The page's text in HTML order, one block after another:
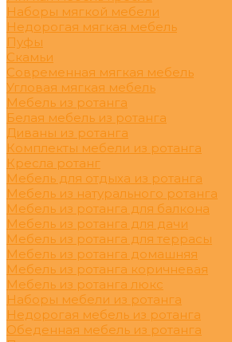
Наборы мягкой мебели
Недорогая мягкая мебель
Пуфы
Скамьи
Современная мягкая мебель
Угловая мягкая мебель
Мебель из ротанга
Белая мебель из ротанга
Диваны из ротанга
Комплекты мебели из ротанга
Кресла ротанг
Мебель для отдыха из ротанга
Мебель из натурального ротанга
Мебель из ротанга для балкона
Мебель из ротанга для дачи
Мебель из ротанга для террасы
Мебель из ротанга домашняя
Мебель из ротанга коричневая
Мебель из ротанга люкс
Наборы мебели из ротанга
Недорогая мебель из ротанга
Обеденная мебель из ротанга